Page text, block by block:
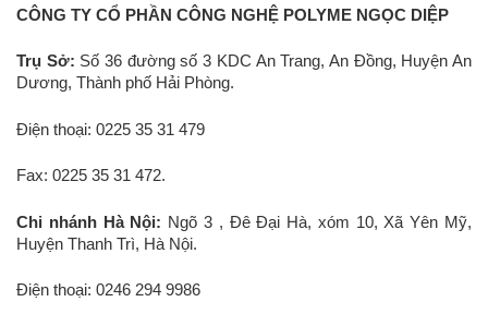
CÔNG TY CỔ PHẦN CÔNG NGHỆ POLYME NGỌC DIỆP
Trụ Sở: Số 36 đường số 3 KDC An Trang, An Đồng, Huyện An
Dương, Thành phố Hải Phòng.
Điện thoại: 0225 35 31 479
Fax: 0225 35 31 472.
Chi nhánh Hà Nội: Ngõ 3 , Đê Đại Hà, xóm 10, Xã Yên Mỹ,
Huyện Thanh Trì, Hà Nội.
Điện thoại: 0246 294 9986